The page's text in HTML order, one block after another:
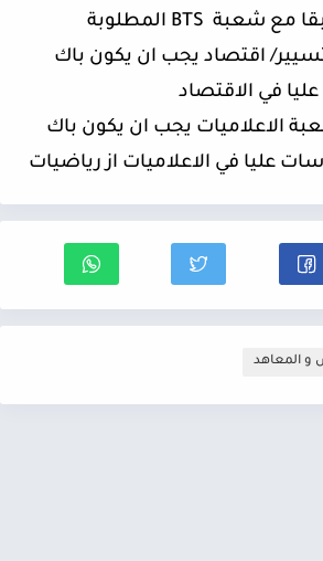
مع شعبة BTS المطلوبة
اقتصاد يجب ان يكون باك
في الاقتصاد
الاعلاميات يجب ان يكون باك
عليا في الاعلاميات از رياضيات
و المعاهد